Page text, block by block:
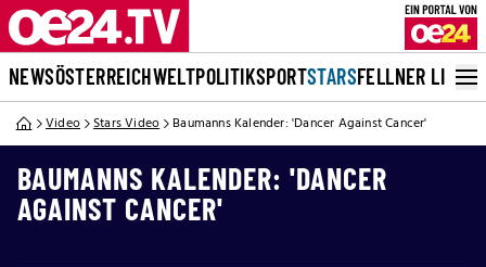
NEWSÖSTERREICHWELTPOLITIKSPORTSTARSFELLNER LIVE
Video Stars Video Baumanns Kalender: 'Dancer Against Cancer'
BAUMANNS KALENDER: 'DANCER
AGAINST CANCER'